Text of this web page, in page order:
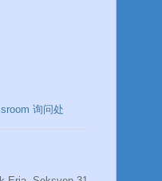
询问处